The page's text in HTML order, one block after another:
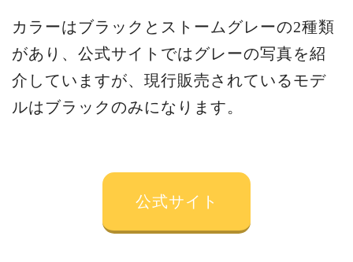
カラーはブラックとストームグレーの2種類
があり、公式サイトではグレーの写真を紹
介していますが、現行販売されているモデ
ルはブラックのみになります。
公式サイト